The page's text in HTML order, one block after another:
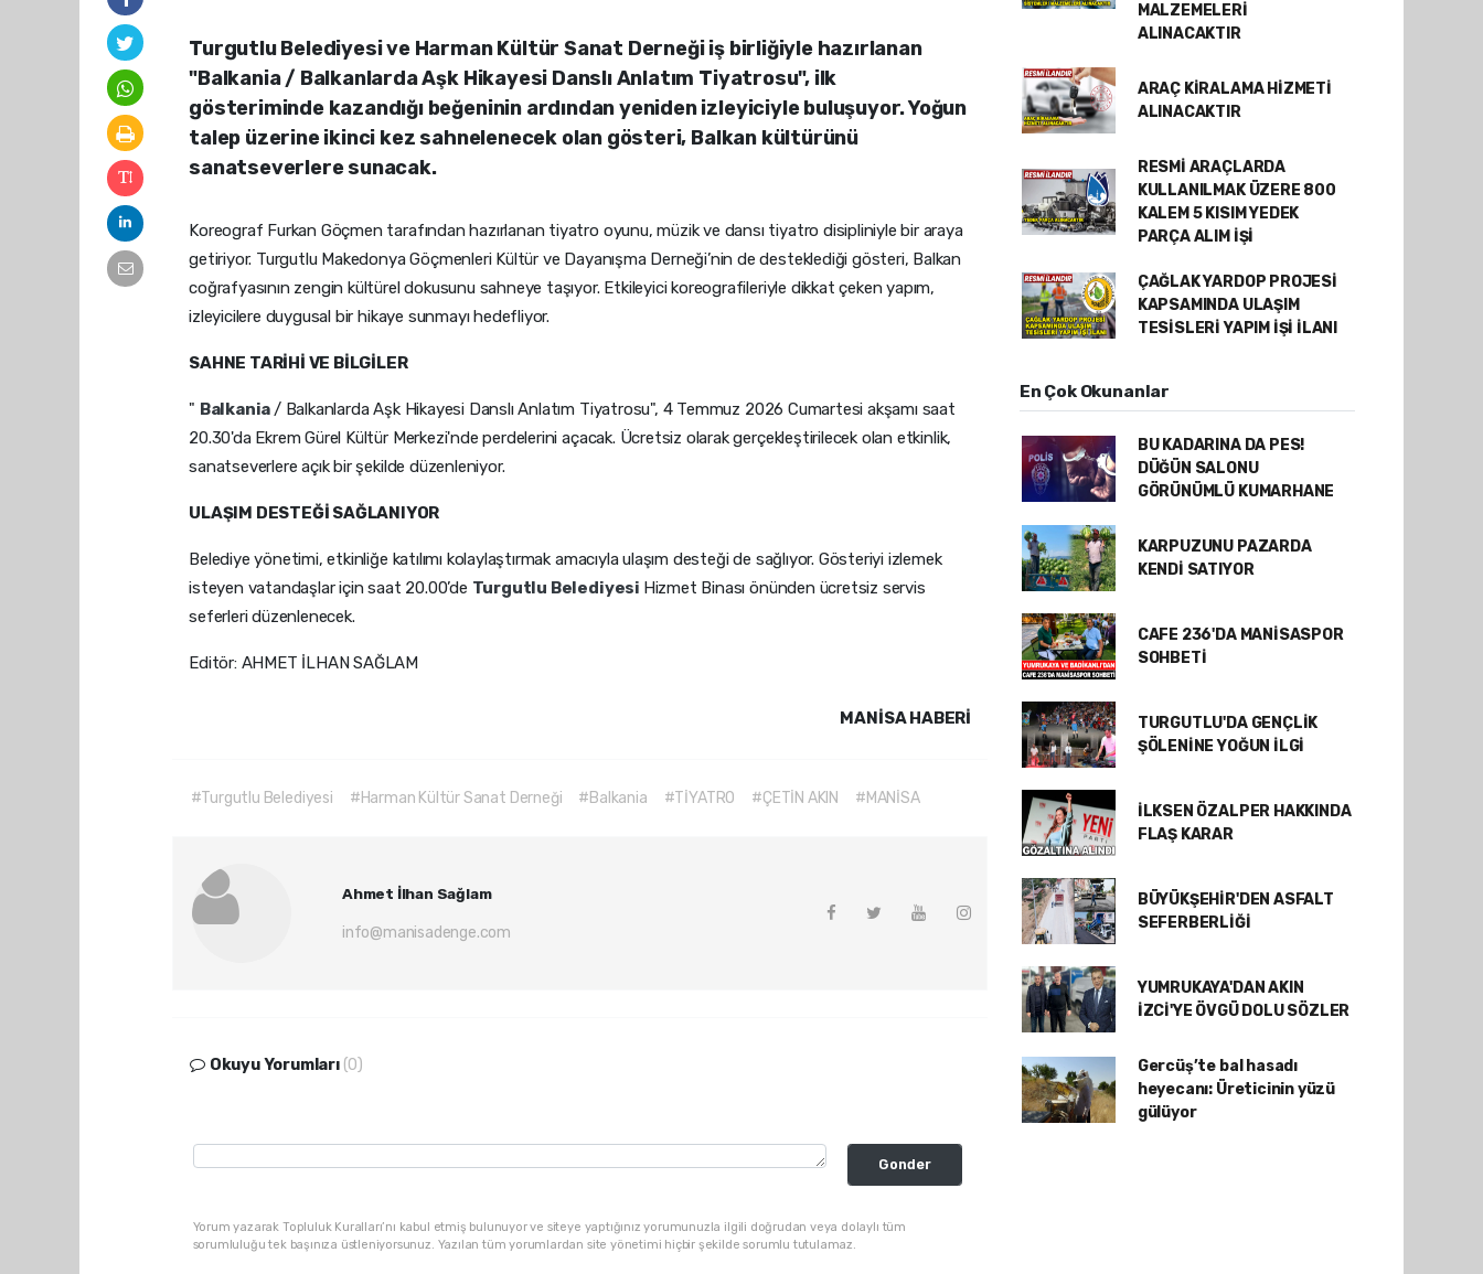
Turgutlu Belediyesi ve Harman Kültür Sanat Derneği iş birliğiyle hazırlanan
"Balkania / Balkanlarda Aşk Hikayesi Danslı Anlatım Tiyatrosu", ilk
gösteriminde kazandığı beğeninin ardından yeniden izleyiciyle buluşuyor. Yoğun
talep üzerine ikinci kez sahnelenecek olan gösteri, Balkan kültürünü
sanatseverlere sunacak.
Koreograf Furkan Göçmen tarafından hazırlanan tiyatro oyunu, müzik ve dansı tiyatro disipliniyle bir araya
getiriyor. Turgutlu Makedonya Göçmenleri Kültür ve Dayanışma Derneği’nin de desteklediği gösteri, Balkan
coğrafyasının zengin kültürel dokusunu sahneye taşıyor. Etkileyici koreografileriyle dikkat çeken yapım,
izleyicilere duygusal bir hikaye sunmayı hedefliyor.
SAHNE TARİHİ VE BİLGİLER
" Balkania/ Balkanlarda Aşk Hikayesi Danslı Anlatım Tiyatrosu", 4 Temmuz 2026 Cumartesi akşamı saat
20.30'da Ekrem Gürel Kültür Merkezi'nde perdelerini açacak. Ücretsiz olarak gerçekleştirilecek olan etkinlik,
sanatseverlere açık bir şekilde düzenleniyor.
ULAŞIM DESTEĞİ SAĞLANIYOR
Belediye yönetimi, etkinliğe katılımı kolaylaştırmak amacıyla ulaşım desteği de sağlıyor. Gösteriyi izlemek
isteyen vatandaşlar için saat 20.00’de Turgutlu Belediyesi Hizmet Binası önünden ücretsiz servis
seferleri düzenlenecek.
Editör: AHMET İLHAN SAĞLAM
MANISA HABERİ
#Turgutlu Belediyesi #Harman Kültür Sanat Derneği #Balkania #TİYATRO #ÇETİN AKIN #MANİSA
Ahmet İlhan Sağlam
info@manisadenge.com
Okuyu Yorumları (0)
Gonder
Yorum yazarak Topluluk Kuralları’nı kabul etmiş bulunuyor ve siteye yaptığınız yorumunuzla ilgili doğrudan veya dolaylı tüm
sorumluluğu tek başınıza üstleniyorsunuz. Yazılan tüm yorumlardan site yönetimi hiçbir şekilde sorumlu tutulamaz.
MALZEMELERİ
ALINACAKTIR
ARAÇ KİRALAMA HİZMETİ
ALINACAKTIR
RESMİ ARAÇLARDA
KULLANILMAK ÜZERE 800
KALEM 5 KISIM YEDEK
PARÇA ALIM İŞİ
ÇAĞLAK YARDOP PROJESİ
KAPSAMINDA ULAŞIM
TESİSLERİ YAPIM İŞİ İLANI
En Çok Okunanlar
BU KADARINA DA PES!
DÜĞÜN SALONU
GÖRÜNÜMLÜ KUMARHANE
KARPUZUNU PAZARDA
KENDİ SATIYOR
CAFE 236'DA MANİSASPOR
SOHBETİ
TURGUTLU'DA GENÇLİK
ŞÖLENİNE YOĞUN İLGİ
İLKSEN ÖZALPER HAKKINDA
FLAŞ KARAR
BÜYÜKŞEHİR'DEN ASFALT
SEFERBERLİĞİ
YUMRUKAYA'DAN AKIN
İZCİ'YE ÖVGÜ DOLU SÖZLER
Gercüş’te bal hasadı
heyecanı: Üreticinin yüzü
gülüyor